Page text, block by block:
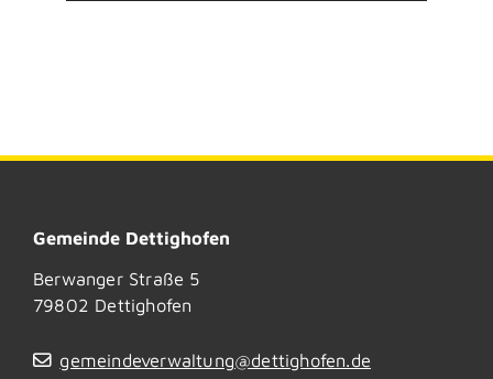
Gemeinde Dettighofen
Berwanger Straße 5
79802 Dettighofen
gemeindeverwaltung@dettighofen.de